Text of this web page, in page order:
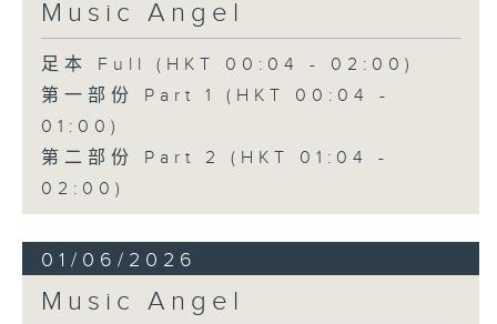
Music Angel
足本 Full (HKT 00:04 - 02:00)
第一部份 Part 1 (HKT 00:04 -
01:00)
第二部份 Part 2 (HKT 01:04 -
02:00)
01/06/2026
Music Angel